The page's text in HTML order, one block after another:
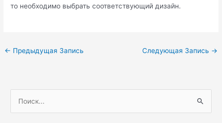
то необходимо выбрать соответствующий дизайн.
Навигация
← Предыдущая Запись Следующая Запись →